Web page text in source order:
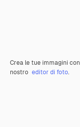
Crea le tue immagini
nostro editor di foto.